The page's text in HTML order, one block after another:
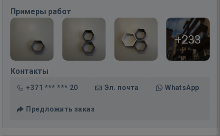
Примеры работ
+233
Контакты
+371 *** *** 20 Эл. почта WhatsApp
Предложить заказ